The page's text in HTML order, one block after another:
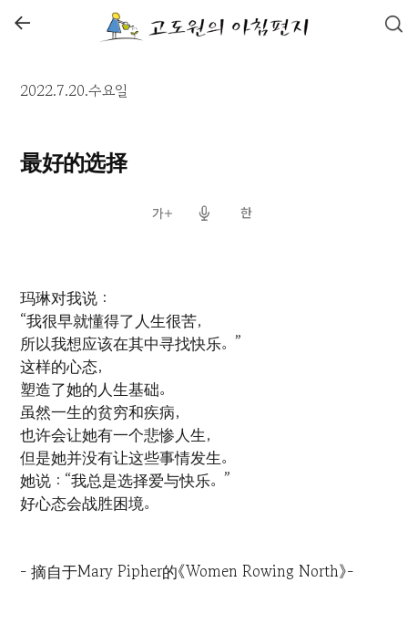
←
2022.7.20.수요일
最好的选择
玛琳对我说：
“我很早就懂得了人生很苦，
所以我想应该在其中寻找快乐。”
这样的心态，
塑造了她的人生基础。
虽然一生的贫穷和疾病，
也许会让她有一个悲惨人生，
但是她并没有让这些事情发生。
她说：“我总是选择爱与快乐。”
好心态会战胜困境。
- 摘自于Mary Pipher的《Women Rowing North》-